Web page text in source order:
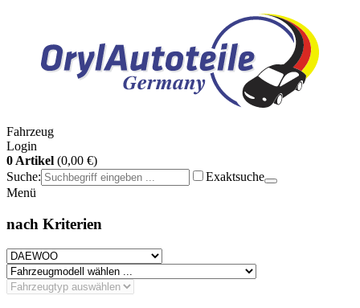
Fahrzeug
Login
0 Artikel (0,00 €)
Suche:
Exaktsuche
Menü
nach Kriterien